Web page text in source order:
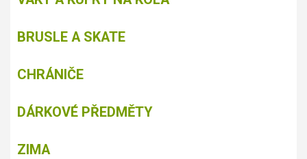
BRUSLE A SKATE
CHRÁNIČE
DÁRKOVÉ PŘEDMĚTY
ZIMA